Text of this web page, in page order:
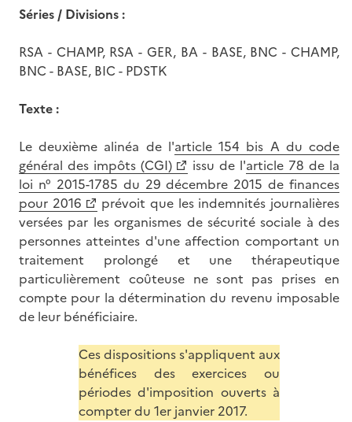
Séries / Divisions :
RSA - CHAMP, RSA - GER, BA - BASE, BNC - CHAMP,
BNC - BASE, BIC - PDSTK
Texte :
Le deuxième alinéa de l'article 154 bis A du code
général des impôts (CGI)
issu de l'article 78 de la
loi n° 2015-1785 du 29 décembre 2015 de finances
pour 2016
prévoit que les indemnités journalières
versées par les organismes de sécurité sociale à des
personnes atteintes d'une affection comportant un
traitement prolongé et une thérapeutique
particulièrement coûteuse ne sont pas prises en
compte pour la détermination du revenu imposable
de leur bénéficiaire.
Ces dispositions s'appliquent aux
bénéfices des exercices ou
périodes d'imposition ouverts à
compter du 1er janvier 2017.